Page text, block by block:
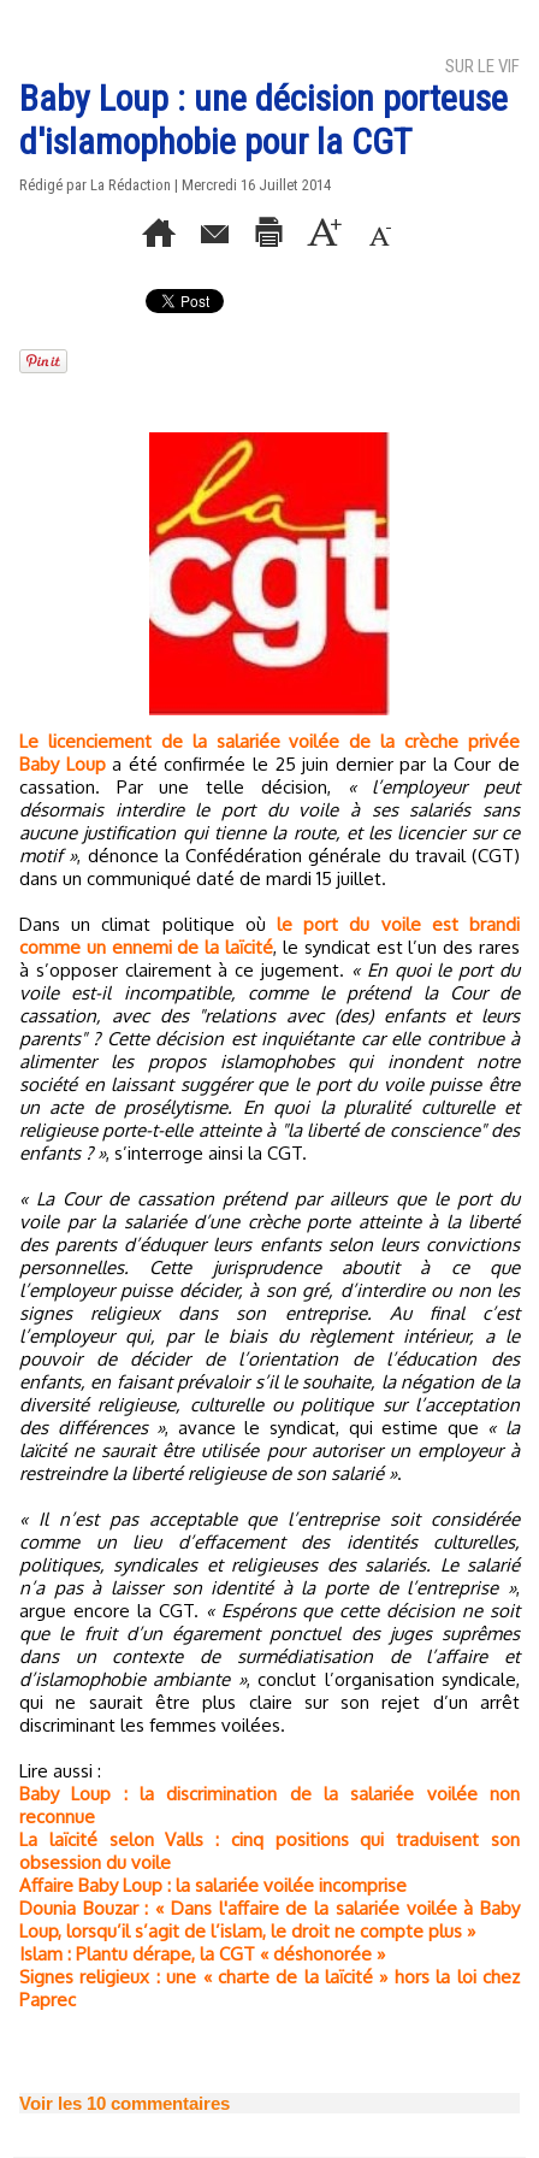
SUR LE VIF
Baby Loup : une décision porteuse
d'islamophobie pour la CGT
Rédigé par La Rédaction | Mercredi 16 Juillet 2014
Le licenciement de la salariée voilée de la crèche privée
Baby Loupa été confirmée le 25 juin dernier par la Cour de
cassation. Par une telle décision,
« l’employeur peut
désormais interdire le port du voile à ses salariés sans
aucune justification qui tienne la route, et les licencier sur ce
motif », dénonce la Confédération générale du travail (CGT)
dans un communiqué daté de mardi 15 juillet.
Dans un climat politique où le port du voile est brandi
comme un ennemi de la laïcité, le syndicat est l’un des rares
à s’opposer clairement à ce jugement. « En quoi le port du
voile est-il incompatible, comme le prétend la Cour de
cassation, avec des "relations avec (des) enfants et leurs
parents" ? Cette décision est inquiétante car elle contribue à
alimenter les propos islamophobes qui inondent notre
société en laissant suggérer que le port du voile puisse être
un acte de prosélytisme. En quoi la pluralité culturelle et
religieuse porte-t-elle atteinte à "la liberté de conscience" des
enfants ? », s’interroge ainsi la CGT.
« La Cour de cassation prétend par ailleurs que le port du
voile par la salariée d’une crèche porte atteinte à la liberté
des parents d’éduquer leurs enfants selon leurs convictions
personnelles. Cette jurisprudence aboutit à ce que
l’employeur puisse décider, à son gré, d’interdire ou non les
signes religieux dans son entreprise. Au final c’est
l’employeur qui, par le biais du règlement intérieur, a le
pouvoir de décider de l’orientation de l’éducation des
enfants, en faisant prévaloir s’il le souhaite, la négation de la
diversité religieuse, culturelle ou politique sur l’acceptation
des différences », avance le syndicat, qui estime que « la
laïcité ne saurait être utilisée pour autoriser un employeur à
restreindre la liberté religieuse de son salarié ».
« Il n’est pas acceptable que l’entreprise soit considérée
comme un lieu d’effacement des identités culturelles,
politiques, syndicales et religieuses des salariés. Le salarié
n’a pas à laisser son identité à la porte de l’entreprise »,
argue encore la CGT. « Espérons que cette décision ne soit
que le fruit d’un égarement ponctuel des juges suprêmes
dans un contexte de surmédiatisation de l’affaire et
d’islamophobie ambiante », conclut l’organisation syndicale,
qui ne saurait être plus claire sur son rejet d’un arrêt
discriminant les femmes voilées.
Lire aussi :
Baby Loup : la discrimination de la salariée voilée non
reconnue
La laïcité selon Valls : cinq positions qui traduisent son
obsession du voile
Affaire Baby Loup : la salariée voilée incomprise
Dounia Bouzar : « Dans l'affaire de la salariée voilée à Baby
Loup, lorsqu’il s’agit de l’islam, le droit ne compte plus »
Islam : Plantu dérape, la CGT « déshonorée »
Signes religieux : une « charte de la laïcité » hors la loi chez
Paprec
Voir les 10 commentaires